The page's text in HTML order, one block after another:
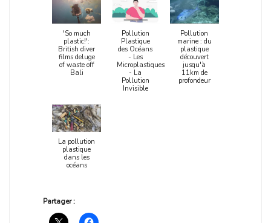
'So much
plastic!':
British diver
films deluge
of waste off
Bali
Pollution
Plastique
des Océans
- Les
Microplastiques
- La
Pollution
Invisible
Pollution
marine : du
plastique
découvert
jusqu'à
11km de
profondeur
La pollution
plastique
dans les
océans
Partager :